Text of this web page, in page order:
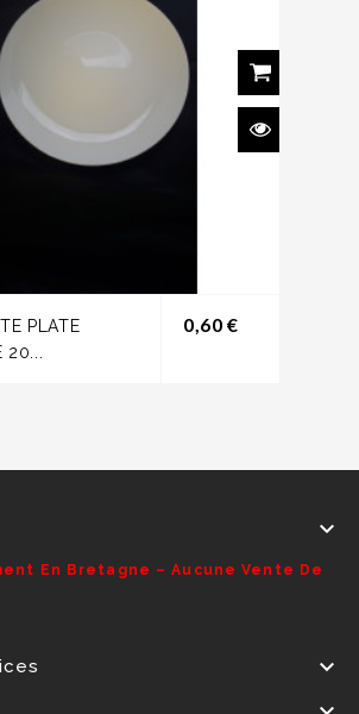
PLATE
20...
0,60 €

En Bretagne – Aucune Vente De
